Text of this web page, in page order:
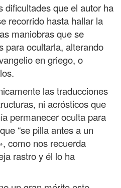
dificultades que el autor ha
recorrido hasta hallar la
maniobras que se
para ocultarla, alterando
en griego, o
las traducciones
ni acrósticos que
permanecer oculta para
“se pilla antes a un
como nos recuerda
rastro y él lo ha